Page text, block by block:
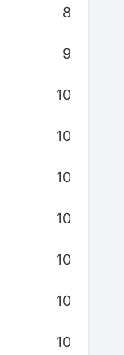
8
9
10
10
10
10
10
10
10